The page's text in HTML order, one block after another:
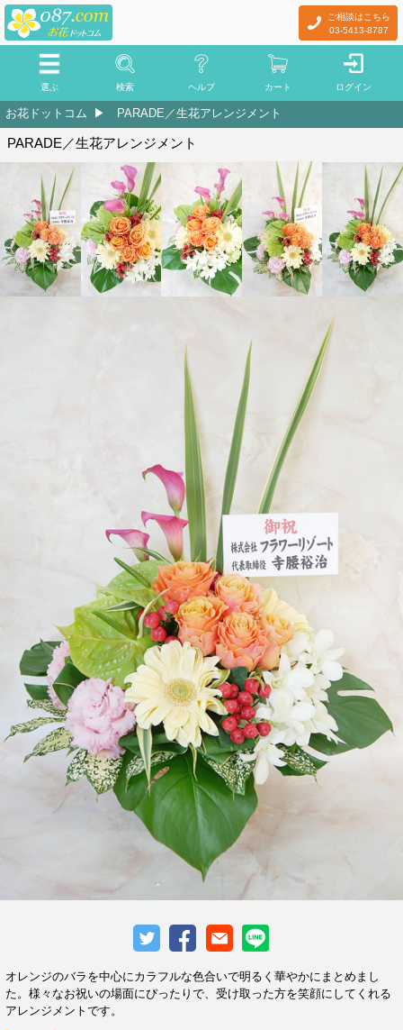
ご相談はこちら
03-5413-8787
選ぶ 検索 ヘルプ カート ログイン
お花ドットコム PARADE／生花アレンジメント
PARADE／生花アレンジメント
オレンジのバラを中心にカラフルな色合いで明るく華やかにまとめまし
た。様々なお祝いの場面にぴったりで、受け取った方を笑顔にしてくれる
アレンジメントです。